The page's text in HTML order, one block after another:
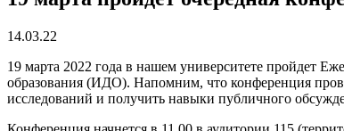
14.03.22
19 марта 2022 года в нашем университете пройдет
образования (ИДО). Напомним, что конференция
исследований и получить навыки публичного